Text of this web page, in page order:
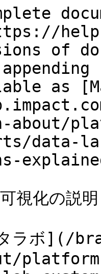
of
as
data-
視化の説明
タラボ](/